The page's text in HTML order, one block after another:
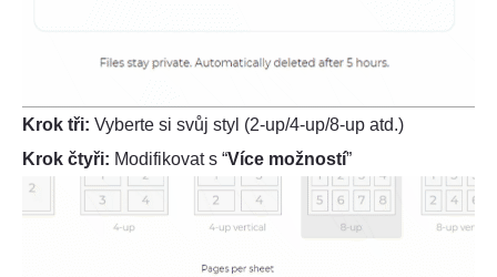
Krok tři: Vyberte si svůj styl (2-up/4-up/8-up atd.)
Krok čtyři: Modifikovat s “Více možností”